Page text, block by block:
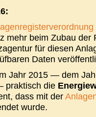
mehr beim Zubau der
für diesen
Daten
Jahr 2015 — dem
praktisch die
dass mit der
wurde.